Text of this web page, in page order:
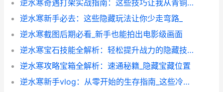
逆水寒奇遇打架实战指南：这些技巧让我从青铜打到王者
逆水寒新手必去：这些隐藏玩法让你少走弯路_
逆水寒截图后期必看_新手也能拍出电影级画面
逆水寒宝石技能全解析：轻松提升战力的隐藏技巧
逆水寒攻略宝箱全解析：速通秘籍_隐藏宝藏位置
逆水寒新手vlog：从零开始的生存指南_这些冷知识能让你少走100级弯路